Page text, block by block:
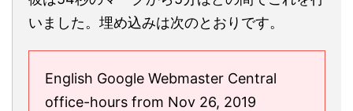
いました。埋め込みは次のとおりです。
English Google Webmaster Central
office-hours from Nov 26, 2019